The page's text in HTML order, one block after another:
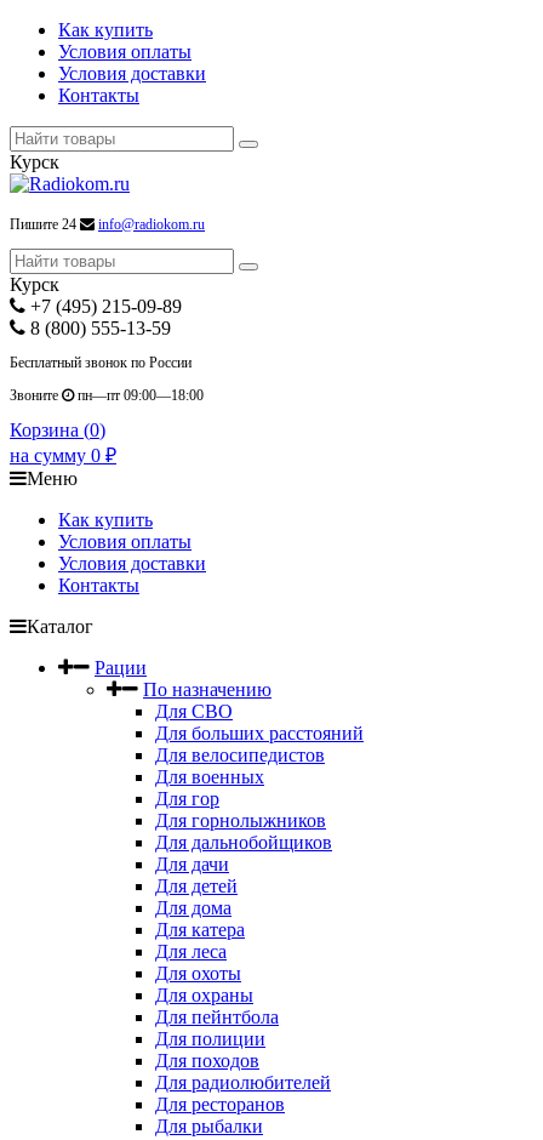
Как купить
Условия оплаты
Условия доставки
Контакты
Курск
Пишите 24 info@radiokom.ru
Курск
+7 (495) 215-09-89
8 (800) 555-13-59
Бесплатный звонок по России
Звоните
пн—пт 09:00—18:00
Корзина (0)
на сумму 0 ₽
Меню
Как купить
Условия оплаты
Условия доставки
Контакты
Каталог
Рации
По назначению
Для СВО
Для больших расстояний
Для велосипедистов
Для военных
Для гор
Для горнолыжников
Для дальнобойщиков
Для дачи
Для детей
Для дома
Для катера
Для леса
Для охоты
Для охраны
Для пейнтбола
Для полиции
Для походов
Для радиолюбителей
Для ресторанов
Для рыбалки